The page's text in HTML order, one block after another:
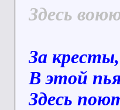
Здесь
За кресты,
В этой
Здесь